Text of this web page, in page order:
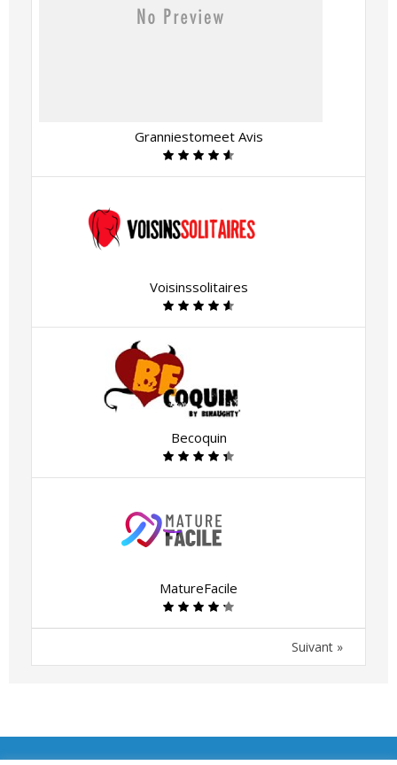
Granniestomeet Avis
Voisinssolitaires
Becoquin
MatureFacile
Suivant »